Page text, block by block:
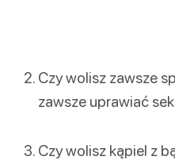
Czy wolisz zawsze
zawsze uprawiać
Czy wolisz kąpiel z